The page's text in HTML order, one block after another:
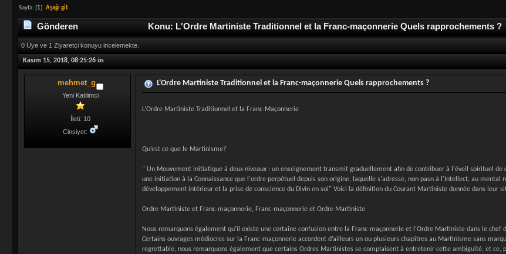
Sayfa: [1]Aşağı git
Gönderen Konu: L'Ordre Martiniste Traditionnel et la Franc-maçonnerie Quels rapprochements ?
0 Üye ve 1 Ziyaretçi konuyu incelemekte.
Kasım 15, 2018, 08:25:26 ös
mehmet_g
Yeni Katilimci
İleti: 10
Cinsiyet:
L'Ordre Martiniste Traditionnel et la Franc-maçonnerie Quels rapprochements ?
L’Ordre Martiniste Traditionnel et la Franc-Maçonnerie
Qu’est ce que le Martinisme?
" Un Mouvement initiatique à deux niveaux : un enseignement transmit graduellement afin de contribuer à l'éveil spirituel
une initiation à la Connaissance que l'ordre perpétuel depuis son origine, laquelle s'adresse, non pasn à l'Intellect, au
développement intérieur et la prise de conscience du Divin en soi" Voici la définition du Courant Martiniste donnée dans leur
Ordre Martiniste et Franc-maçonnerie, Franc-maçonnerie et Ordre Martiniste
Nous remarquons également qu’il existe une certaine confusion entre la Franc-maçonnerie et l’Ordre Martiniste dans le chef
Certains ouvrages médiocres sur la Franc-maçonnerie accordent d’ailleurs un ou plusieurs chapitres au Martinisme sans
regrettable, nous remarquons également que certains Ordres Martinistes se complaisent à entretenir cette ambiguïté, et ce,